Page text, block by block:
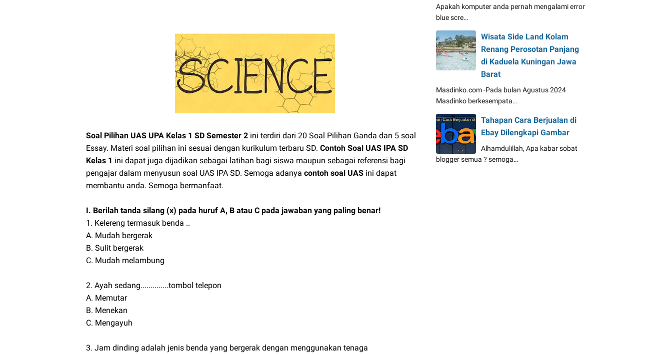
Soal Pilihan UAS UPA Kelas 1 SD Semester 2 ini terdiri dari 20 Soal Pilihan Ganda dan 5 soal
Essay. Materi soal pilihan ini sesuai dengan kurikulum terbaru SD. Contoh Soal UAS IPA SD
Kelas 1 ini dapat juga dijadikan sebagai latihan bagi siswa maupun sebagai referensi bagi
pengajar dalam menyusun soal UAS IPA SD. Semoga adanya contoh soal UAS ini dapat
membantu anda. Semoga bermanfaat.
I. Berilah tanda silang (x) pada huruf A, B atau C pada jawaban yang paling benar!
1. Kelereng termasuk benda ..
A. Mudah bergerak
B. Sulit bergerak
C. Mudah melambung
2. Ayah sedang..............tombol telepon
A. Memutar
B. Menekan
C. Mengayuh
3. Jam dinding adalah jenis benda yang bergerak dengan menggunakan tenaga
Apakah komputer anda pernah mengalami error
blue scre…
Wisata Side Land Kolam
Renang Perosotan Panjang
di Kaduela Kuningan Jawa
Barat
Masdinko.com -Pada bulan Agustus 2024
Masdinko berkesempata…
Tahapan Cara Berjualan di
Ebay Dilengkapi Gambar
Alhamdulillah, Apa kabar sobat
blogger semua ? semoga…